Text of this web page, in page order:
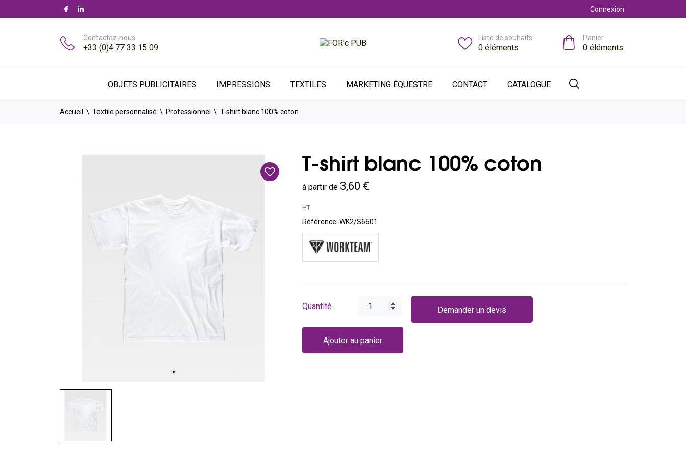
Connexion
Contactez-nous
+33 (0)4 77 33 15 09
Liste de souhaits
0 éléments
Panier
0éléments
OBJETS PUBLICITAIRES IMPRESSIONS TEXTILES MARKETING ÉQUESTRE CONTACT CATALOGUE
Accueil Textile personnalisé Professionnel T-shirt blanc 100% coton
T-shirt blanc 100% coton
à partir de 3,60 €
HT
Référence: WK2/S6601
Quantité
Ajouter au panier
Demander un devis